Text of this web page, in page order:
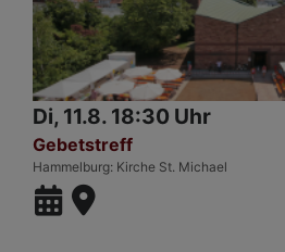
Di, 11.8. 18:30 Uhr
Gebetstreff
Hammelburg Kirche St. Michael